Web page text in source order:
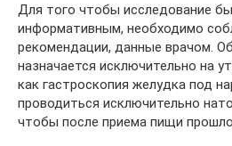
Для того чтобы исследование
информативным, необходимо
рекомендации, данные врачом.
назначается исключительно на
как гастроскопия желудка под
проводиться исключительно
чтобы после приема пищи